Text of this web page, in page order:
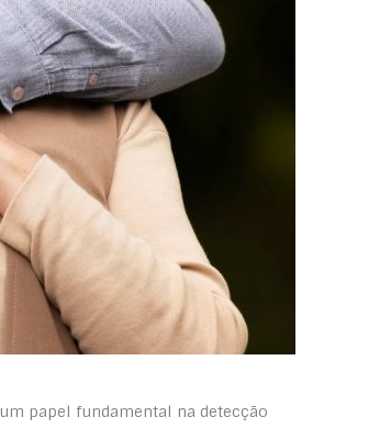
papel fundamental na detecção